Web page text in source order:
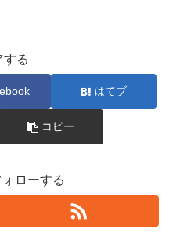
する
はてブ
コピー
ローする